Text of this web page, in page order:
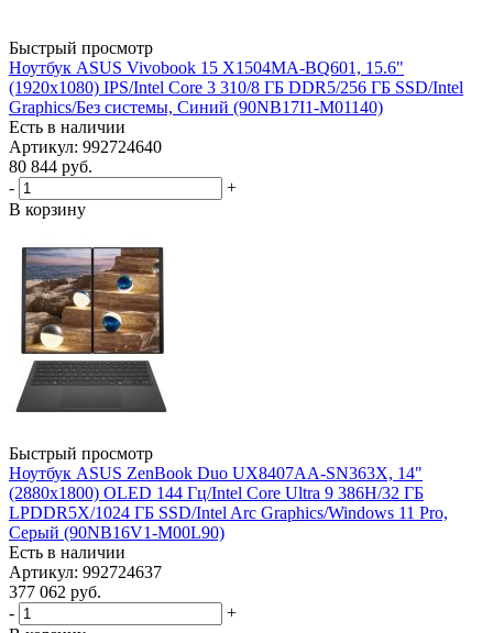
Быстрый просмотр
Ноутбук ASUS Vivobook 15 X1504MA-BQ601, 15.6"
(1920x1080) IPS/Intel Core 3 310/8 ГБ DDR5/256 ГБ SSD/Intel
Graphics/Без системы, Синий (90NB17I1-M01140)
Есть в наличии
Артикул: 992724640
80 844 руб.
-
+
В корзину
Быстрый просмотр
Ноутбук ASUS ZenBook Duo UX8407AA-SN363X, 14"
(2880x1800) OLED 144 Гц/Intel Core Ultra 9 386H/32 ГБ
LPDDR5X/1024 ГБ SSD/Intel Arc Graphics/Windows 11 Pro,
Серый (90NB16V1-M00L90)
Есть в наличии
Артикул: 992724637
377 062 руб.
-
+